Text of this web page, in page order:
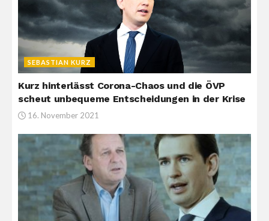
SEBASTIAN KURZ
Kurz hinterlässt Corona-Chaos und die ÖVP
scheut unbequeme Entscheidungen in der Krise
16. November 2021